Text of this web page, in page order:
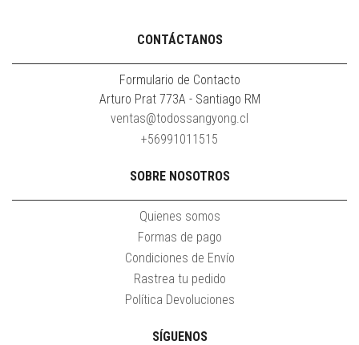
CONTÁCTANOS
Formulario de Contacto
Arturo Prat 773A - Santiago RM
ventas@todossangyong.cl
+56991011515
SOBRE NOSOTROS
Quienes somos
Formas de pago
Condiciones de Envío
Rastrea tu pedido
Política Devoluciones
SÍGUENOS